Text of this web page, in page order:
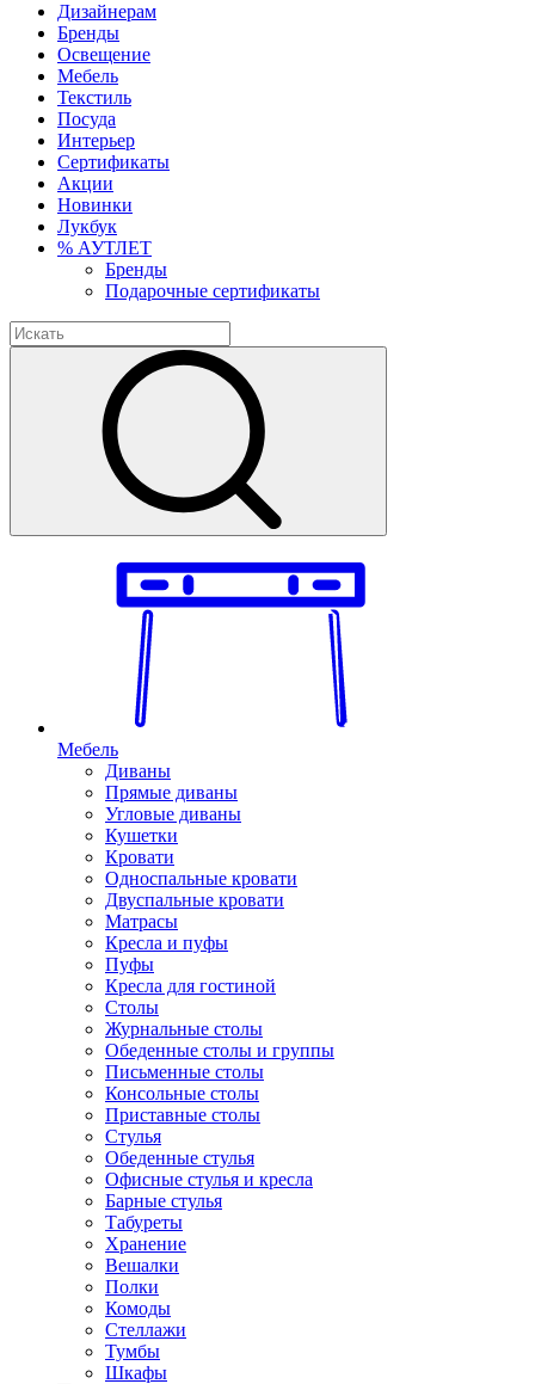
Дизайнерам
Бренды
Освещение
Мебель
Текстиль
Посуда
Интерьер
Сертификаты
Акции
Новинки
Лукбук
% АУТЛЕТ
Бренды
Подарочные сертификаты
Мебель
Диваны
Прямые диваны
Угловые диваны
Кушетки
Кровати
Односпальные кровати
Двуспальные кровати
Матрасы
Кресла и пуфы
Пуфы
Кресла для гостиной
Столы
Журнальные столы
Обеденные столы и группы
Письменные столы
Консольные столы
Приставные столы
Стулья
Обеденные стулья
Офисные стулья и кресла
Барные стулья
Табуреты
Хранение
Вешалки
Полки
Комоды
Стеллажи
Тумбы
Шкафы